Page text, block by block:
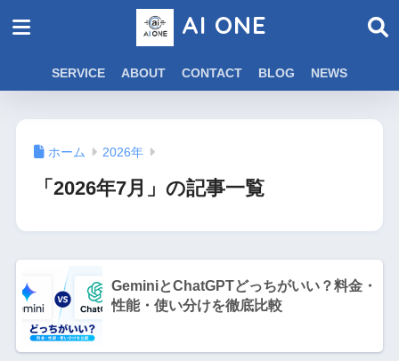
AI ONE
SERVICE ABOUT CONTACT BLOG NEWS
ホーム 2026年
「2026年7月」の記事一覧
GeminiとChatGPTどっちがいい？料金・
性能・使い分けを徹底比較